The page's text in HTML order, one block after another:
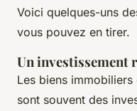
Voici quelques-uns
vous pouvez en tirer.
Un investissement
Les biens
sont souvent des